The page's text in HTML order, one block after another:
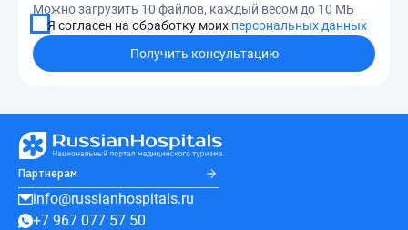
Можно загрузить 10 файлов, каждый весом до 10 МБ
Я согласен на обработку моих персональных данных
Получить консультацию
Партнерам
info@russianhospitals.ru
+7 967 077 57 50